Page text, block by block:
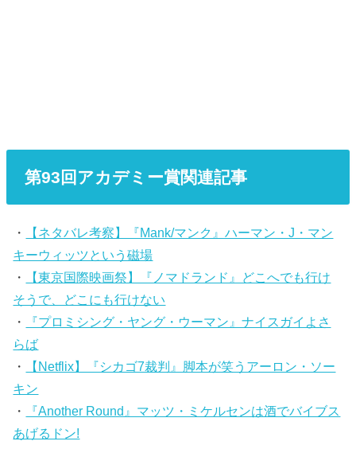
第93回アカデミー賞関連記事
・
【ネタバレ考察】『Mank/マンク』ハーマン・J・マン
キーウィッツという磁場
・
【東京国際映画祭】『ノマドランド』どこへでも行け
そうで、どこにも行けない
・
『プロミシング・ヤング・ウーマン』ナイスガイよさ
らば
・
【Netflix】『シカゴ7裁判』脚本が笑うアーロン・ソー
キン
・
『Another Round』マッツ・ミケルセンは酒でバイブス
あげるドン!